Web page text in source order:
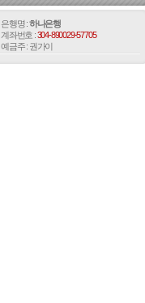
은행명 :하나은행
계좌번호 :304-890029-57705
예금주 : 권가이